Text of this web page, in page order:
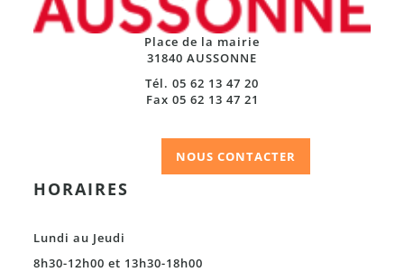
Place de la mairie
31840 AUSSONNE
Tél. 05 62 13 47 20
Fax 05 62 13 47 21
NOUS CONTACTER
HORAIRES
Lundi au Jeudi
8h30-12h00 et 13h30-18h00